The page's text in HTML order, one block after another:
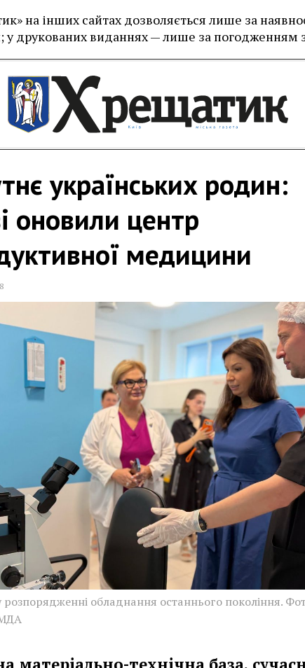
на інших сайтах дозволяється лише за
друкованих виданнях — лише за погодженням
українських родин:
оновили центр
медицини
розпорядженні обладнання останнього покоління.